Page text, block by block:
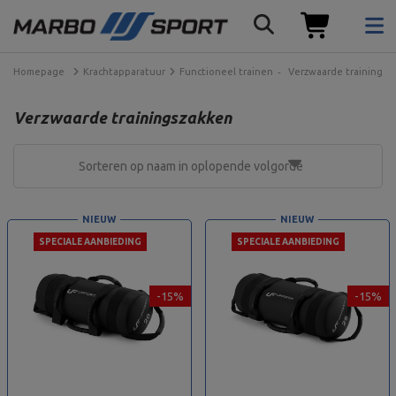
Homepage Krachtapparatuur Functioneel trainen Verzwaarde
Verzwaarde trainingszakken
Sorteren op naam in oplopende volgorde
-15%
SPECIALE AANBIEDING
NIEUW
-15%
SPECIALE AANBIEDING
NIEUW